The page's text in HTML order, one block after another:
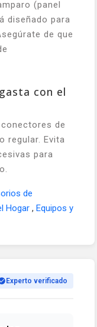
(panel
diseñado para
de que
con el
de
regular. Evita
para
de
Hogar , Equipos y
Experto verificado